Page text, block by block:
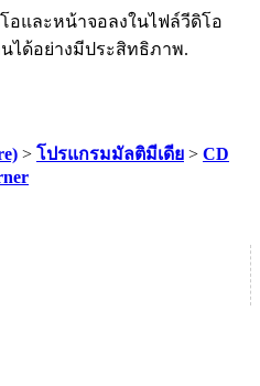
อและหน้าจอลงในไฟล์วีดิโอ
ได้อย่างมีประสิทธิภาพ.
> โปรแกรมมัลติมีเดีย > CD